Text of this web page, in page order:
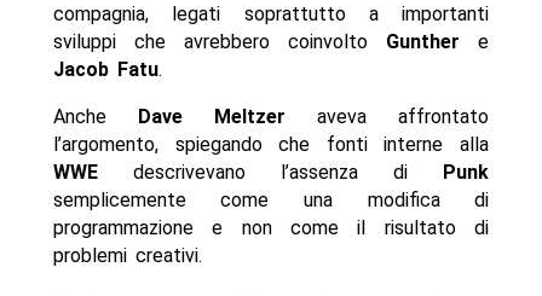
compagnia, legati soprattutto a importanti
sviluppi che avrebbero coinvolto Gunther e
Jacob Fatu.
Anche Dave Meltzer aveva affrontato
l’argomento, spiegando che fonti interne alla
WWEdescrivevano l’assenza di Punk
semplicemente come una modifica di
programmazione e non come il risultato di
problemi creativi.